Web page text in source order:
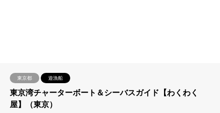
東京都 遊漁船
東京湾チャーターボート＆シーバスガイド【わくわく
屋】（東京）